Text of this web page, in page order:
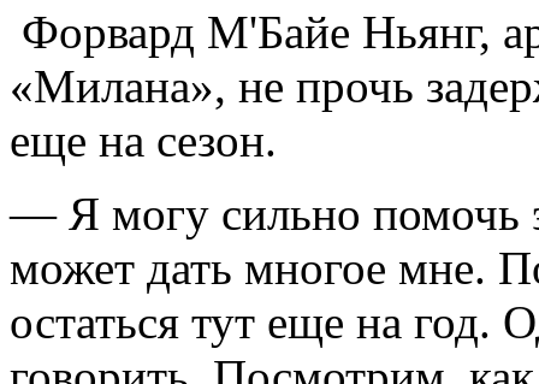
Форвард М'Байе Ньянг,
«Милана», не прочь
еще на сезон.
— Я могу сильно помочь
может дать многое мне.
остаться тут еще на год.